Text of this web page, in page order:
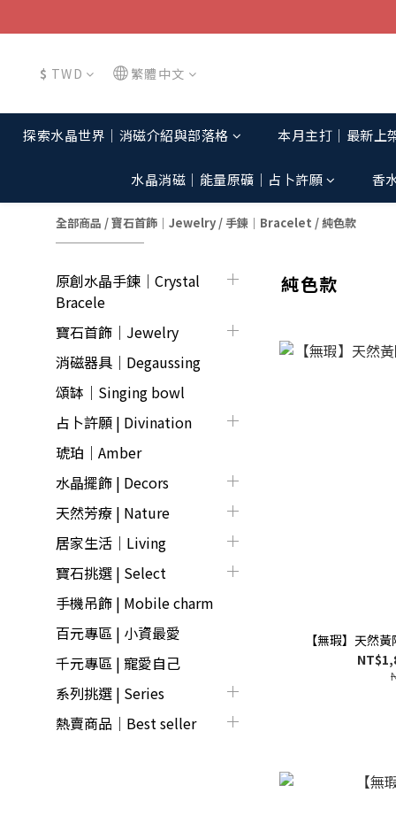
$ TWD 繁體中文
探索水晶世界│消磁介紹與部落格 本月主打│最新上
水晶消磁│能量原礦│占卜許願 香
全部商品 /寶石首飾｜Jewelry /手鍊｜Bracelet / 純色款
原創水晶手鍊│Crystal
Bracele
寶石首飾｜Jewelry
消磁器具｜Degaussing
頌缽｜Singing bowl
占卜許願 | Divination
琥珀｜Amber
水晶擺飾 | Decors
天然芳療 | Nature
居家生活｜Living
寶石挑選 | Select
手機吊飾 | Mobile charm
百元專區 | 小資最愛
千元專區 | 寵愛自己
系列挑選 | Series
熱賣商品│Best seller
純色款
【無瑕】天然